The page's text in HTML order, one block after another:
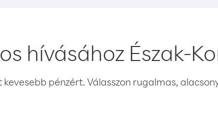
hívásához Észak-
pénzért. Válasszon rugalmas,